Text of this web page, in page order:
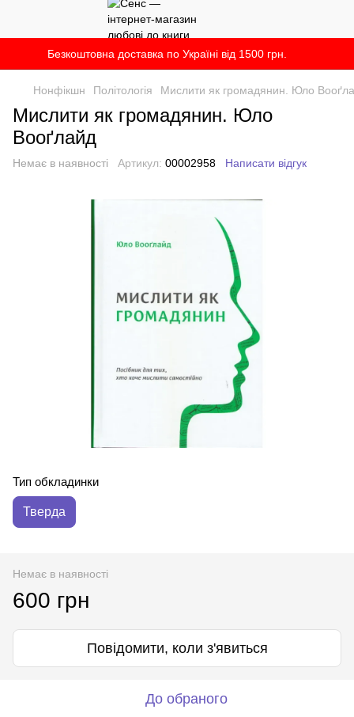
Безкоштовна доставка по Україні від 1500 грн.
Нонфікшн Політологія Мислити як громадянин. Юло
Мислити як громадянин. Юло
Вооґлайд
Немає в наявності Артикул: 00002958 Написати відгук
Тип обкладинки
Тверда
Немає в наявності
600 грн
Повідомити, коли з'явиться
До обраного